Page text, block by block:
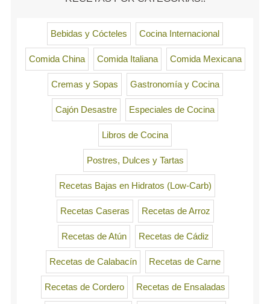
Bebidas y Cócteles Cocina Internacional
Comida China Comida Italiana Comida Mexicana
Cremas y Sopas Gastronomía y Cocina
Cajón Desastre Especiales de Cocina
Libros de Cocina
Postres, Dulces y Tartas
Recetas Bajas en Hidratos (Low-Carb)
Recetas Caseras Recetas de Arroz
Recetas de Atún Recetas de Cádiz
Recetas de Calabacín Recetas de Carne
Recetas de Cordero Recetas de Ensaladas